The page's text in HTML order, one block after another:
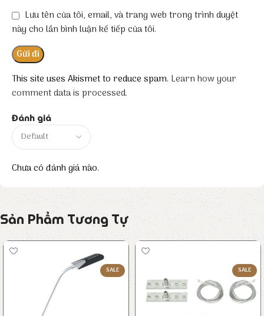
Đánh giá
Chưa có đánh giá nào.
Lưu tên của tôi, email, và trang web trong trình duyệt
này cho lần bình luận kế tiếp của tôi.
This site uses Akismet to reduce spam. Learn how your
comment data is processed.
Sản Phẩm Tương Tự
SALE SALE